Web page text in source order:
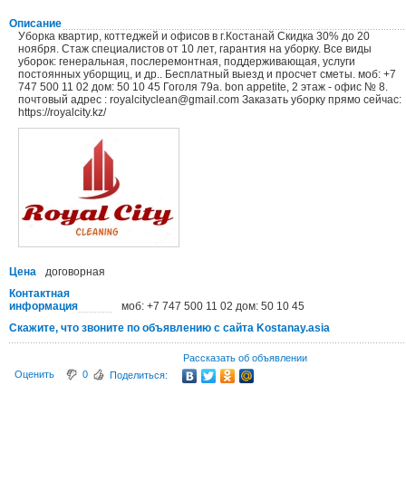
Описание
Уборка квартир, коттеджей и офисов в г.Костанай Скидка 30% до 20
ноября. Стаж специалистов от 10 лет, гарантия на уборку. Все виды
уборок: генеральная, послеремонтная, поддерживающая, услуги
постоянных уборщиц, и др.. Бесплатный выезд и просчет сметы. моб: +7
747 500 11 02 дом: 50 10 45 Гоголя 79а. bon appetite, 2 этаж - офис № 8.
почтовый адрес : royalcityclean@gmail.com Заказать уборку прямо сейчас:
https://royalcity.kz/
Цена
договорная
Контактная
информация
моб: +7 747 500 11 02 дом: 50 10 45
Скажите, что звоните по объявлению с сайта Kostanay.asia
Рассказать об объявлении
Оценить
0 Поделиться: